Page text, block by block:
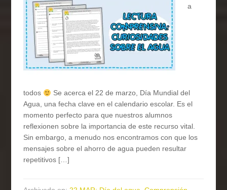
a
todos
Se acerca el 22 de marzo, Día Mundial del
Agua, una fecha clave en el calendario escolar. Es el
momento perfecto para que nuestros alumnos
reflexionen sobre la importancia de este recurso vital.
Sin embargo, a menudo nos encontramos con que los
mensajes sobre el ahorro de agua pueden resultar
repetitivos […]